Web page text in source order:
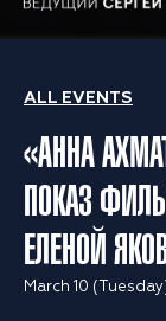
ALL EVENTS
«АННА
ПОКАЗ
ЕЛЕНОЙ
March 10